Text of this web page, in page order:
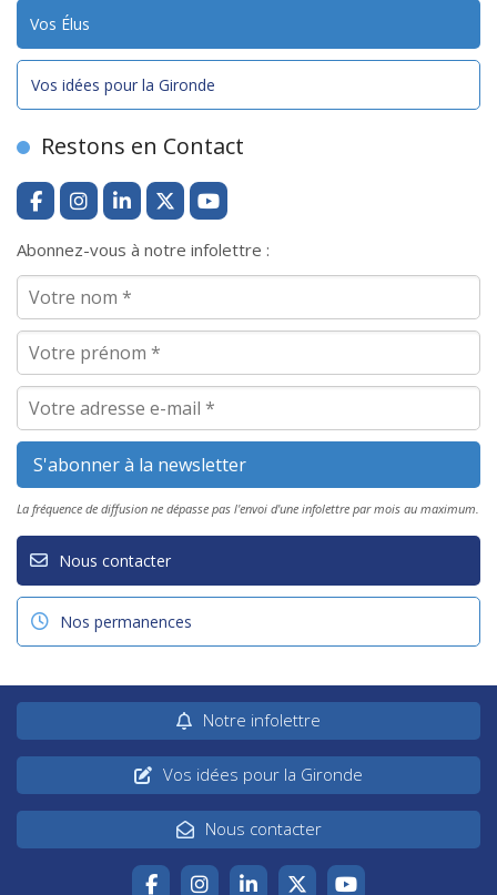
Vos Élus
Vos idées pour la Gironde
Restons en Contact
Abonnez-vous à notre infolettre :
La fréquence de diffusion ne dépasse pas l'envoi d'une infolettre par mois au maximum.
Nous contacter
Nos permanences
Notre infolettre
Vos idées pour la Gironde
Nous contacter